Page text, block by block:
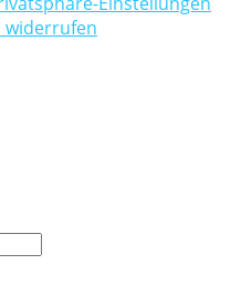
widerrufen